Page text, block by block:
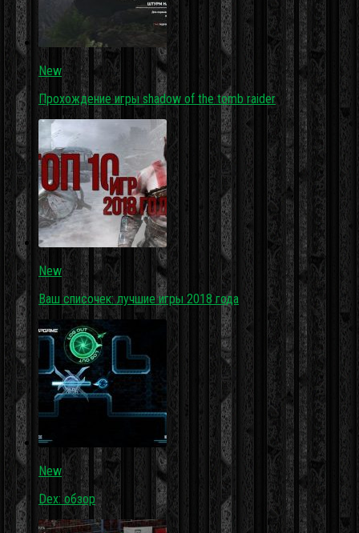
New
Прохождение игры shadow of the tomb raider
New
Ваш списочек: лучшие игры 2018 года
New
Dex: обзор